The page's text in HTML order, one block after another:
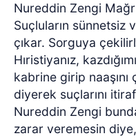
Nureddin Zengi
Suçluların sünnetsiz
çıkar. Sorguya
Hıristiyanız,
kabrine girip naaşını
diyerek suçlarını
Nureddin Zengi
zarar veremesin